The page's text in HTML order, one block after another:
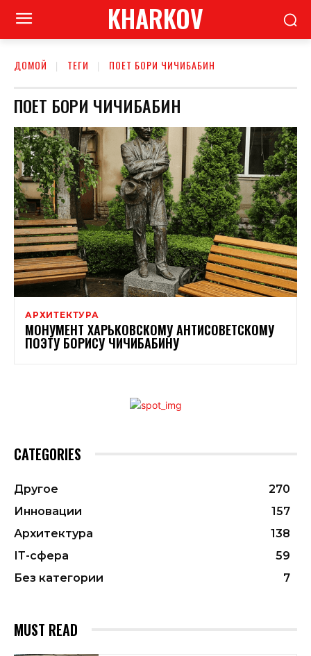
KHARKOV
ДОМОЙ ТЕГИ ПОЕТ БОРИ ЧИЧИБАБИН
ПОЕТ БОРИ ЧИЧИБАБИН
АРХИТЕКТУРА
МОНУМЕНТ ХАРЬКОВСКОМУ АНТИСОВЕТСКОМУ
ПОЭТУ БОРИСУ ЧИЧИБАБИНУ
CATEGORIES
Другое
270
Инновации
157
Архитектура
138
ІТ-сфера
59
Без категории
7
MUST READ